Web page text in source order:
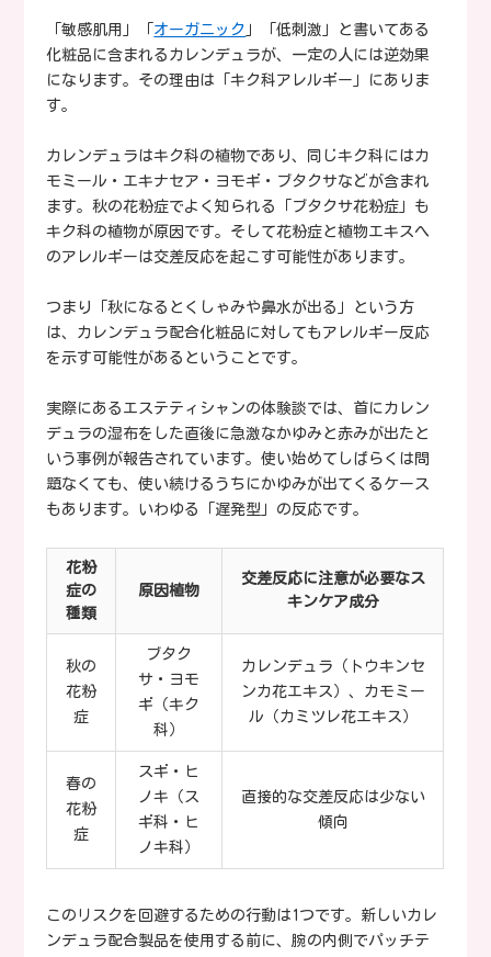
「敏感肌用」「 オーガニック 」「低刺激」と書いてある
化粧品に含まれるカレンデュラが、一定の人には逆効果
になります。その理由は「キク科アレルギー」にありま
す。
カレンデュラはキク科の植物であり、同じキク科にはカ
モミール・エキナセア・ヨモギ・ブタクサなどが含まれ
ます。秋の花粉症でよく知られる「ブタクサ花粉症」も
キク科の植物が原因です。そして花粉症と植物エキスへ
のアレルギーは交差反応を起こす可能性があります。
つまり「秋になるとくしゃみや鼻水が出る」という方
は、カレンデュラ配合化粧品に対してもアレルギー反応
を示す可能性があるということです。
実際にあるエステティシャンの体験談では、首にカレン
デュラの湿布をした直後に急激なかゆみと赤みが出たと
いう事例が報告されています。使い始めてしばらくは問
題なくても、使い続けるうちにかゆみが出てくるケース
もあります。いわゆる「遅発型」の反応です。
花粉
症の
種類
原因植物
交差反応に注意が必要なス
キンケア成分
秋の
花粉
症
ブタク
サ・ヨモ
ギ（キク
科）
カレンデュラ（トウキンセ
ンカ花エキス）、カモミー
ル（カミツレ花エキス）
春の
花粉
症
スギ・ヒ
ノキ（ス
ギ科・ヒ
ノキ科）
直接的な交差反応は少ない
傾向
このリスクを回避するための行動は1つです。新しいカレ
ンデュラ配合製品を使用する前に、腕の内側でパッチテ